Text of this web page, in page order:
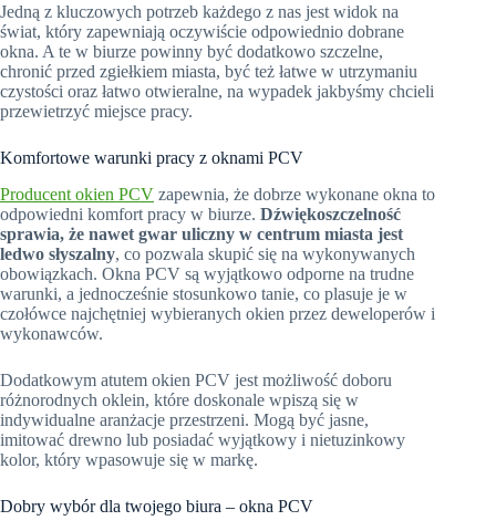
Jedną z kluczowych potrzeb każdego z nas jest widok na
świat, który zapewniają oczywiście odpowiednio dobrane
okna. A te w biurze powinny być dodatkowo szczelne,
chronić przed zgiełkiem miasta, być też łatwe w utrzymaniu
czystości oraz łatwo otwieralne, na wypadek jakbyśmy chcieli
przewietrzyć miejsce pracy.
Komfortowe warunki pracy z oknami PCV
Producent okien PCV zapewnia, że dobrze wykonane okna to
odpowiedni komfort pracy w biurze. Dźwiękoszczelność
sprawia, że nawet gwar uliczny w centrum miasta jest
ledwo słyszalny, co pozwala skupić się na wykonywanych
obowiązkach. Okna PCV są wyjątkowo odporne na trudne
warunki, a jednocześnie stosunkowo tanie, co plasuje je w
czołówce najchętniej wybieranych okien przez deweloperów i
wykonawców.
Dodatkowym atutem okien PCV jest możliwość doboru
różnorodnych oklein, które doskonale wpiszą się w
indywidualne aranżacje przestrzeni. Mogą być jasne,
imitować drewno lub posiadać wyjątkowy i nietuzinkowy
kolor, który wpasowuje się w markę.
Dobry wybór dla twojego biura – okna PCV